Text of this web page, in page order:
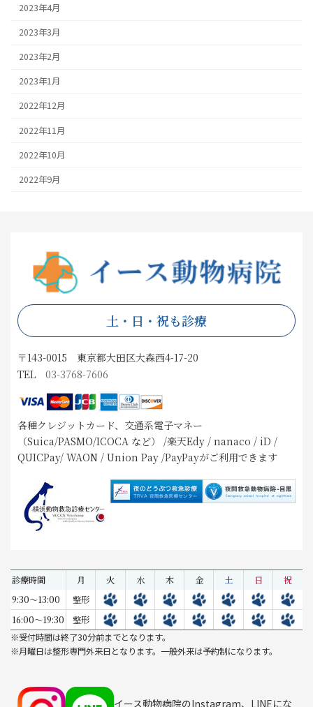
2023年4月
2023年3月
2023年2月
2023年1月
2022年12月
2022年11月
2022年10月
2022年9月
土・日・祝も診療
〒143-0015 東京都大田区大森西4-17-20
TEL 03-3768-7606
各種クレジットカード、交通系電子マネー
（Suica/PASMO/ICOCA など） /楽天Edy / nanaco / iD /
QUICPay/ WAON / Union Pay /PayPayがご利用できます
診療時間 月 火 水 木 金 土 日
祝
9:30～13:00
整形
16:00～19:30
整形
※受付時間は終了30分前までとなります。
※月曜日は整形専門外来日となります。一般外来は予約制になります。
イース動物病院のInstagram、LINEにな